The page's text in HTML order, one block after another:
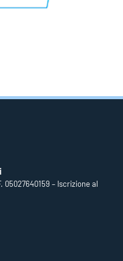
05027640159 – Iscrizione al